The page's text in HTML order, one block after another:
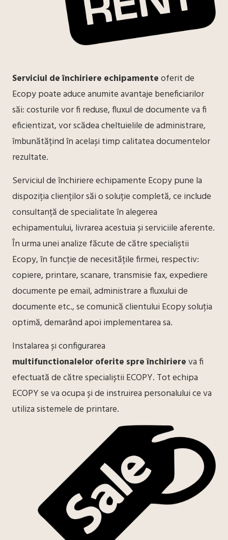
Serviciul de închiriere echipamenteoferit de
Ecopy poate aduce anumite avantaje beneficiarilor
săi: costurile vor fi reduse, fluxul de documente va fi
eficientizat, vor scădea cheltuielile de administrare,
îmbunătățind în același timp calitatea documentelor
rezultate.
Serviciul de închiriere echipamente Ecopy pune la
dispoziția clienților săi o soluție completă, ce include
consultanță de specialitate în alegerea
echipamentului, livrarea acestuia și serviciile aferente.
În urma unei analize făcute de către specialiștii
Ecopy, în funcție de necesitățile firmei, respectiv:
copiere, printare, scanare, transmisie fax, expediere
documente pe email, administrare a fluxului de
documente etc., se comunică clientului Ecopy soluția
optimă, demarând apoi implementarea sa.
Instalarea și configurarea
multifunctionalelor oferite spre închiriereva fi
efectuată de către specialiștii ECOPY. Tot echipa
ECOPY se va ocupa și de instruirea personalului ce va
utiliza sistemele de printare.